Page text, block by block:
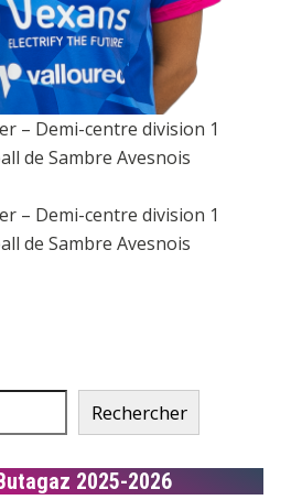
– Demi-centre division 1
de Sambre Avesnois
– Demi-centre division 1
de Sambre Avesnois
Rechercher
2025-2026